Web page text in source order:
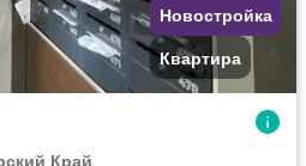
Новостройка
Квартира
Край